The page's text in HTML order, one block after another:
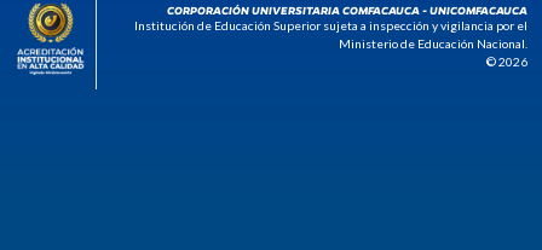
CORPORACIÓN UNIVERSITARIA COMFACAUCA - UNICOMFACAUCA
Institución de Educación Superior sujeta a inspección y vigilancia por el
Ministerio de Educación Nacional.
© 2026